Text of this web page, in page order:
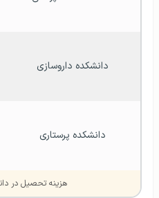
دانشکده داروسازی
دانشکده پرستاری
هزینه تحصیل در